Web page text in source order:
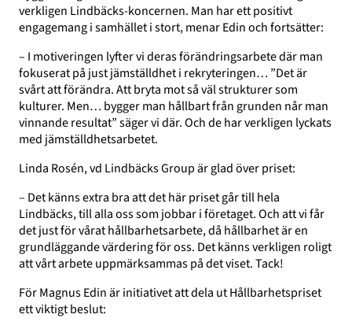
verkligen Lindbäcks-koncernen. Man har ett positivt
engagemang i samhället i stort, menar Edin och fortsätter:
– I motiveringen lyfter vi deras förändringsarbete där man
fokuserat på just jämställdhet i rekryteringen… ”Det är
svårt att förändra. Att bryta mot så väl strukturer som
kulturer. Men… bygger man hållbart från grunden når man
vinnande resultat” säger vi där. Och de har verkligen lyckats
med jämställdhetsarbetet.
Linda Rosén, vd Lindbäcks Group är glad över priset:
– Det känns extra bra att det här priset går till hela
Lindbäcks, till alla oss som jobbar i företaget. Och att vi får
det just för vårat hållbarhetsarbete, då hållbarhet är en
grundläggande värdering för oss. Det känns verkligen roligt
att vårt arbete uppmärksammas på det viset. Tack!
För Magnus Edin är initiativet att dela ut Hållbarhetspriset
ett viktigt beslut: